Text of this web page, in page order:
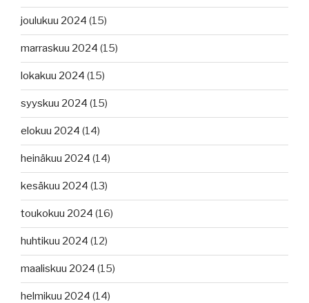
joulukuu 2024 (15)
marraskuu 2024 (15)
lokakuu 2024 (15)
syyskuu 2024 (15)
elokuu 2024 (14)
heinäkuu 2024 (14)
kesäkuu 2024 (13)
toukokuu 2024 (16)
huhtikuu 2024 (12)
maaliskuu 2024 (15)
helmikuu 2024 (14)